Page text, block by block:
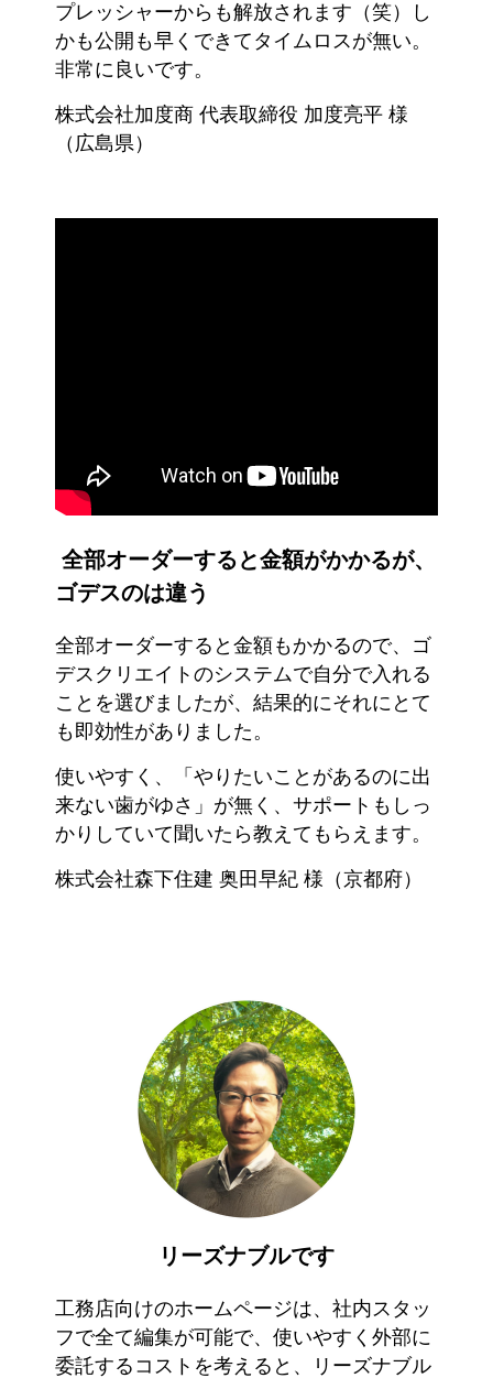
プレッシャーからも解放されます（笑）し
かも公開も早くできてタイムロスが無い。
非常に良いです。
株式会社加度商 代表取締役 加度亮平 様
（広島県）
全部オーダーすると金額がかかるが、
ゴデスのは違う
全部オーダーすると金額もかかるので、ゴ
デスクリエイトのシステムで自分で入れる
ことを選びましたが、結果的にそれにとて
も即効性がありました。
使いやすく、「やりたいことがあるのに出
来ない歯がゆさ」が無く、サポートもしっ
かりしていて聞いたら教えてもらえます。
株式会社森下住建 奥田早紀 様（京都府）
リーズナブルです
工務店向けのホームページは、社内スタッ
フで全て編集が可能で、使いやすく外部に
委託するコストを考えると、リーズナブル